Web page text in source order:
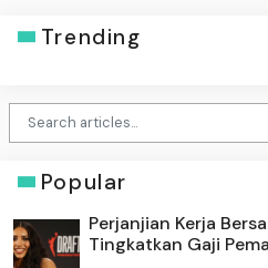
Trending
Popular
Perjanjian Kerja
Tingkatkan Gaji